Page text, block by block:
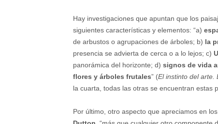
Hay investigaciones que apuntan que los
siguientes características y elementos: “a)
de arbustos o agrupaciones de árboles; b) la
presencia se advierta de cerca o a lo lejos; c)
panorámica del horizonte; d) signos de vida
flores y árboles frutales” (El instinto del arte.
la cuarta, todas las otras se encuentran estas
Por último, otro aspecto que apreciamos en